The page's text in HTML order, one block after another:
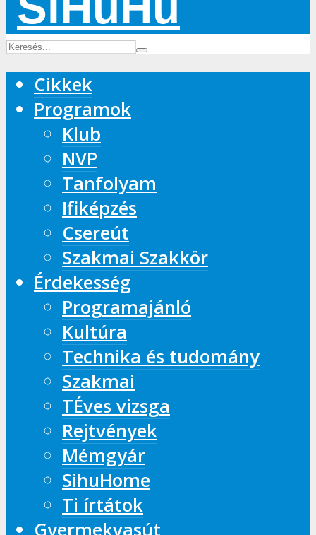
Cikkek
Programok
Klub
NVP
Tanfolyam
Ifiképzés
Csereút
Szakmai Szakkör
Érdekesség
Programajánló
Kultúra
Technika és tudomány
Szakmai
TÉves vizsga
Rejtvények
Mémgyár
SihuHome
Ti írtátok
Gyermekvasút